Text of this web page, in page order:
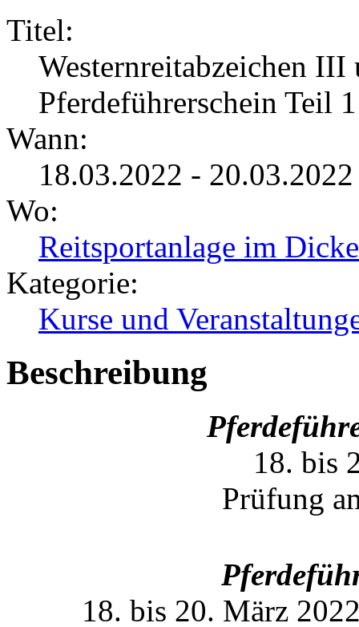
Titel:
Westernreitabzeichen
Pferdeführerschein Teil 1
Wann:
18.03.2022 -
Wo:
Reitsportanlage im
Kategorie:
Kurse und
Beschreibung
18. bis
Prüfung
18. bis 20. März